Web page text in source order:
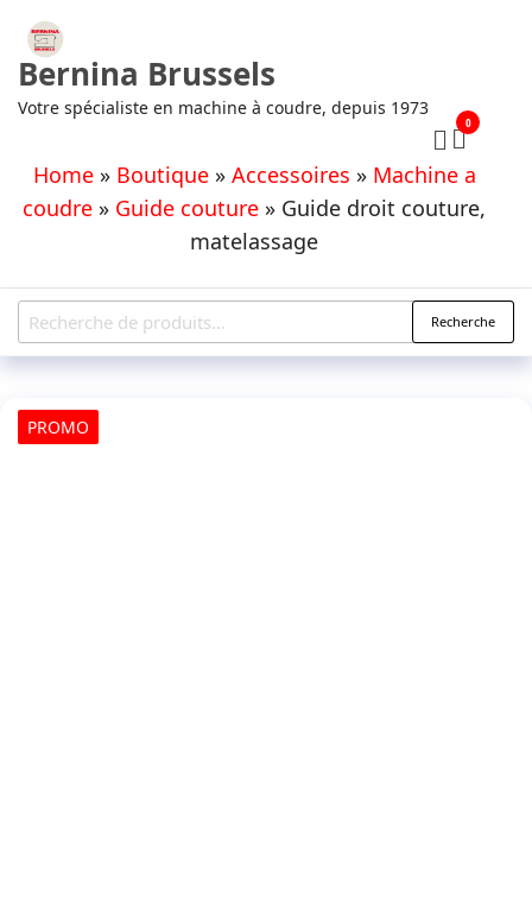
Aller
contenu
Bernina Brussels
Votre spécialiste en machine à coudre, depuis 1973
Home » Boutique » Accessoires » Machine a
coudre » Guide couture » Guide droit couture,
matelassage
0
Recherche
pour :
Recherche
PROMO